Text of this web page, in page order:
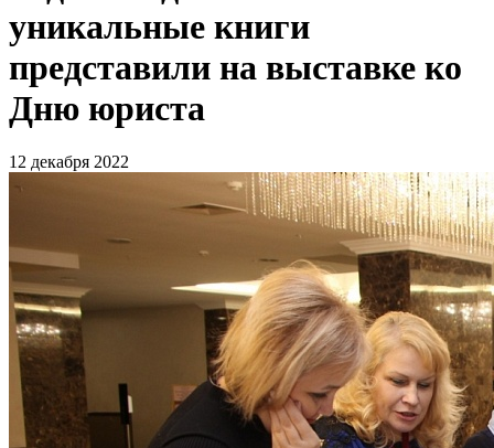
уникальные книги
представили на выставке ко
Дню юриста
12 декабря 2022